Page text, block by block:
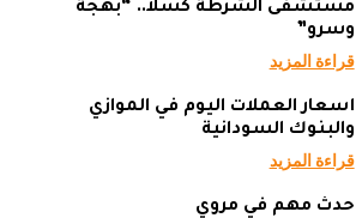
مستشفى الشرطة كسلا.. “بهجة
وسرو”
قراءة المزيد
أسعار العملات اليوم في الموازي
والبنوك السودانية
قراءة المزيد
حدث مهم في مروي